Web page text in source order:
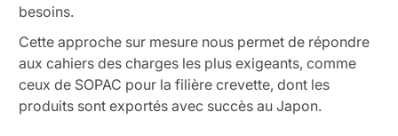
besoins.
Cette approche sur mesure nous permet de répondre
aux cahiers des charges les plus exigeants, comme
ceux de SOPAC pour la filière crevette, dont les
produits sont exportés avec succès au Japon.